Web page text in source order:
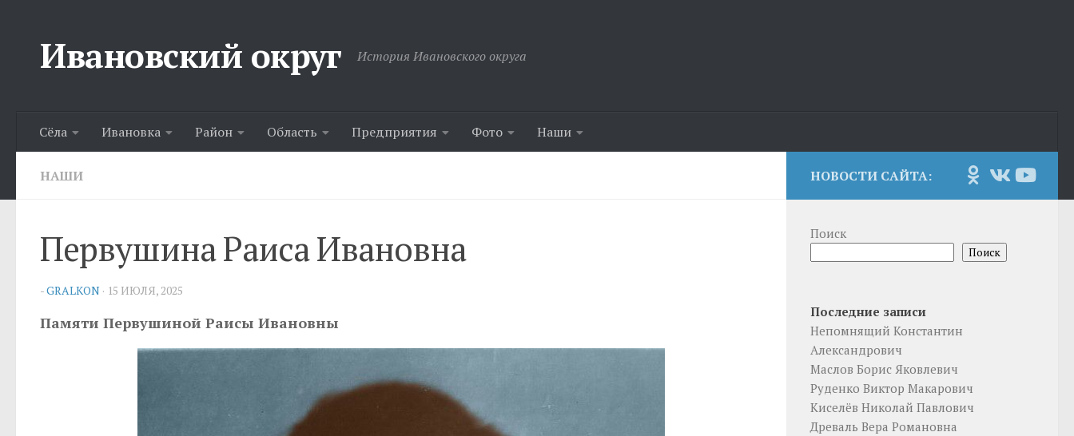
Ивановский округ История Ивановского округа
Сёла Ивановка Район Область Предприятия Фото Наши
НАШИ
Первушина Раиса Ивановна
-GRALKON · 15 ИЮЛЯ, 2025
Памяти Первушиной Раисы Ивановны
НОВОСТИ САЙТА:
Поиск
Поиск
Последние записи
Непомнящий Константин
Александрович
Маслов Борис Яковлевич
Руденко Виктор Макарович
Киселёв Николай Павлович
Древаль Вера Романовна